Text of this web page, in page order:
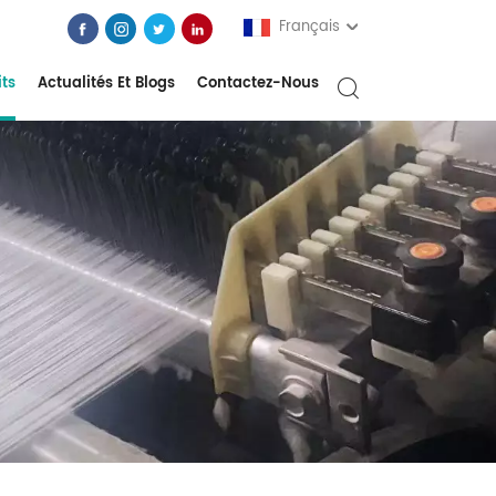
Français
Actualités Et Blogs Contactez-Nous